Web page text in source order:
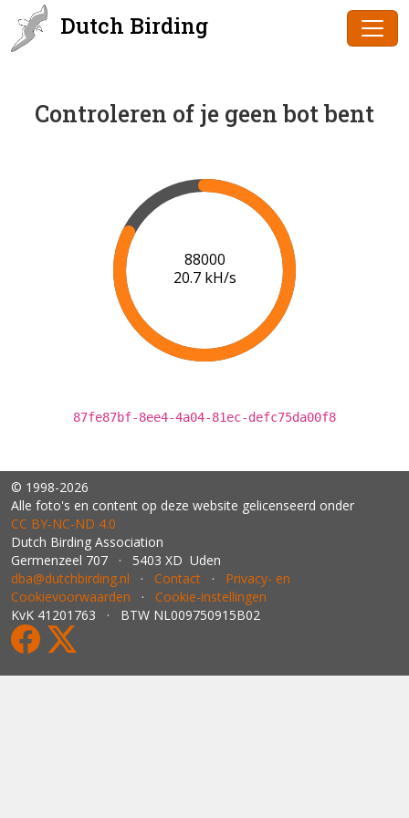
Dutch Birding
Controleren of je geen bot bent
89000
20.7 kH/s
87fe87bf-8ee4-4a04-81ec-defc75da00f8
© 1998-2026
Alle foto's en content op deze website gelicenseerd onder
CC BY‑NC‑ND 4.0
Dutch Birding Association
Germenzeel 707 · 5403 XD Uden
dba@dutchbirding.nl · Contact · Privacy- en
Cookievoorwaarden · Cookie-instellingen
KvK 41201763 · BTW NL009750915B02